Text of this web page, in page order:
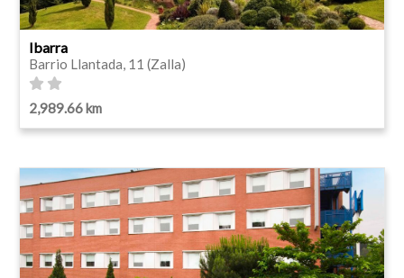
Ibarra
Barrio Llantada, 11 (Zalla)
2,989.66 km